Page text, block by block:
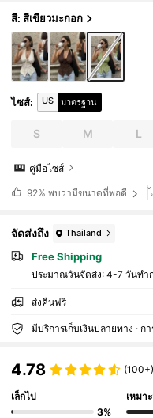
สี: สีเขียวมะกอก
ไซส์: US มาตรฐาน
S M L
คู่มือไซส์
92% พบว่ามีขนาดที่พอดี
จัดส่งถึง Thailand
Free Shipping
ประมาณวันจัดส่ง: 4-7 วันทำ
ส่งคืนฟรี
4.78 (100+)
เล็กไป
3%
เหมา